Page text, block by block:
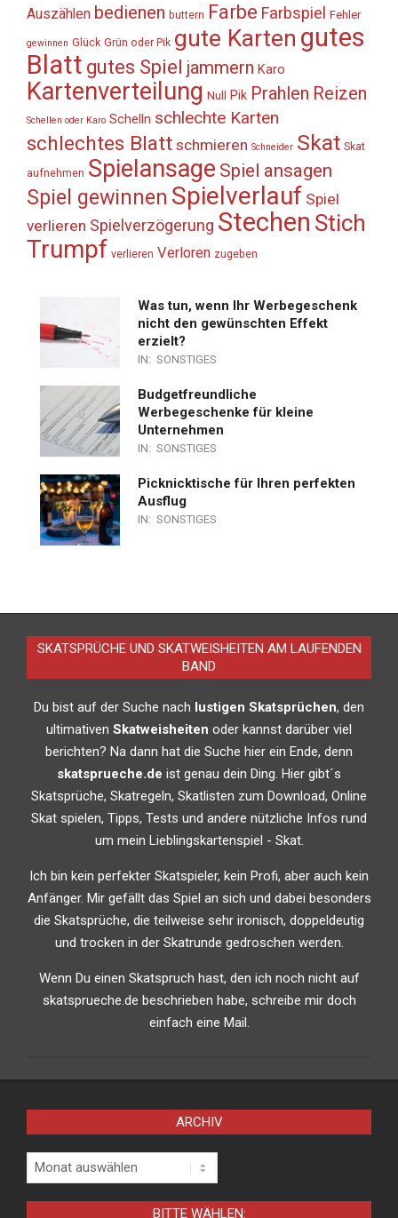
Auszählen bedienen buttern Farbe Farbspiel Fehler
gewinnen Glück Grün oder Pik gute Karten gutes
Blatt gutes Spiel jammern Karo
Kartenverteilung Null Pik Prahlen Reizen
Schellen oder Karo Schelln schlechte Karten
schlechtes Blatt schmieren Schneider Skat Skat
aufnehmen Spielansage Spiel ansagen
Spiel gewinnen Spielverlauf Spiel
verlieren Spielverzögerung Stechen Stich
Trumpf verlieren Verloren zugeben
Was tun, wenn Ihr Werbegeschenk
nicht den gewünschten Effekt
erzielt?
IN: SONSTIGES
Budgetfreundliche
Werbegeschenke für kleine
Unternehmen
IN: SONSTIGES
Picknicktische für Ihren perfekten
Ausflug
IN: SONSTIGES
SKATSPRÜCHE UND SKATWEISHEITEN AM LAUFENDEN
BAND
Du bist auf der Suche nach lustigen Skatsprüchen, den
ultimativen Skatweisheiten oder kannst darüber viel
berichten? Na dann hat die Suche hier ein Ende, denn
skatsprueche.de ist genau dein Ding. Hier gibt´s
Skatsprüche, Skatregeln, Skatlisten zum Download, Online
Skat spielen, Tipps, Tests und andere nützliche Infos rund
um mein Lieblingskartenspiel - Skat.
Ich bin kein perfekter Skatspieler, kein Profi, aber auch kein
Anfänger. Mir gefällt das Spiel an sich und dabei besonders
die Skatsprüche, die teilweise sehr ironisch, doppeldeutig
und trocken in der Skatrunde gedroschen werden.
Wenn Du einen Skatspruch hast, den ich noch nicht auf
skatsprueche.de beschrieben habe, schreibe mir doch
einfach eine Mail.
ARCHIV
Archiv
BITTE WÄHLEN: